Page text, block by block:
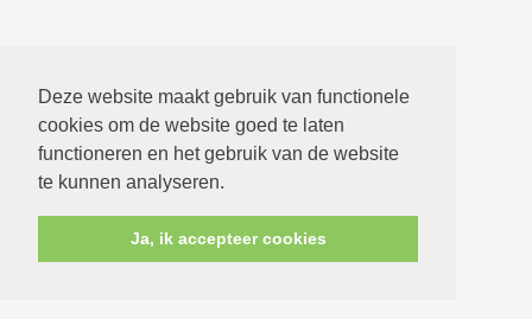
Deze website maakt gebruik van functionele
cookies om de website goed te laten
functioneren en het gebruik van de website
te kunnen analyseren.
Ja, ik accepteer cookies